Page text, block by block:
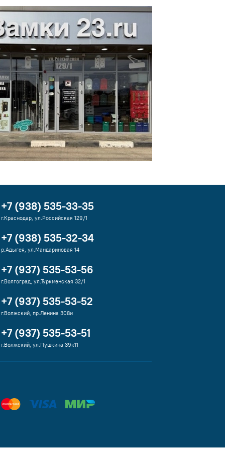
+7 (938) 535-33-35
г.Краснодар, ул.Российская 129/1
+7 (938) 535-32-34
р.Адыгея, ул.Мандариновая 14
+7 (937) 535-53-56
г.Волгоград, ул.Туркменская 32/1
+7 (937) 535-53-52
г.Волжский, пр.Ленина 308и
+7 (937) 535-53-51
г.Волжский, ул.Пушкина 39к11